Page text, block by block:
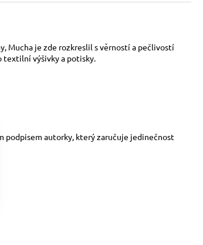
Mucha je zde rozkreslil s věrností a pečlivostí
textilní výšivky a potisky.
podpisem autorky, který zaručuje jedinečnost